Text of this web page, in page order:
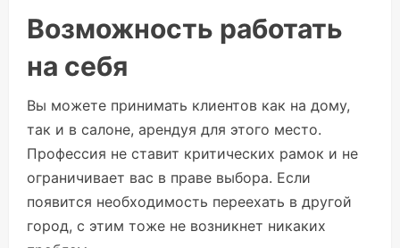
Возможность работать
на себя
Вы можете принимать клиентов как на дому,
так и в салоне, арендуя для этого место.
Профессия не ставит критических рамок и не
ограничивает вас в праве выбора. Если
появится необходимость переехать в другой
город, с этим тоже не возникнет никаких